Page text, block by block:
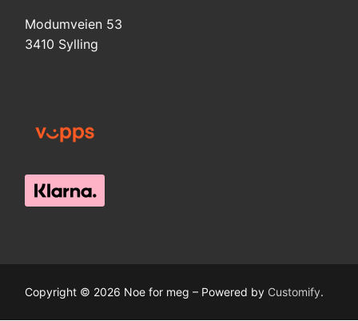
Modumveien 53
3410 Sylling
Copyright © 2026 Noe for meg – Powered by Customify.